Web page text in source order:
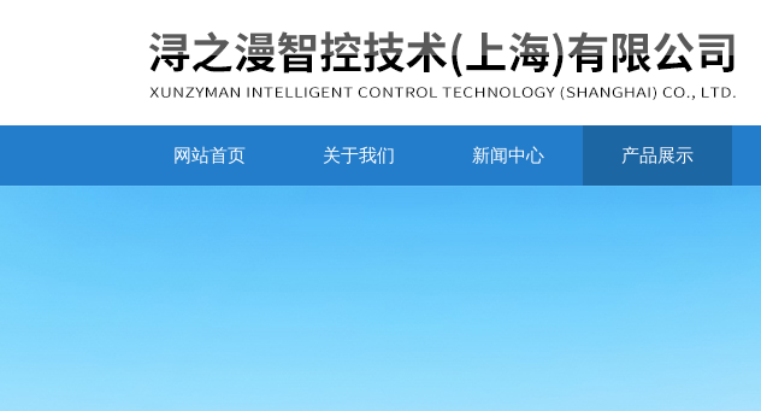
网站首页 关于我们 新闻中心 产品展示